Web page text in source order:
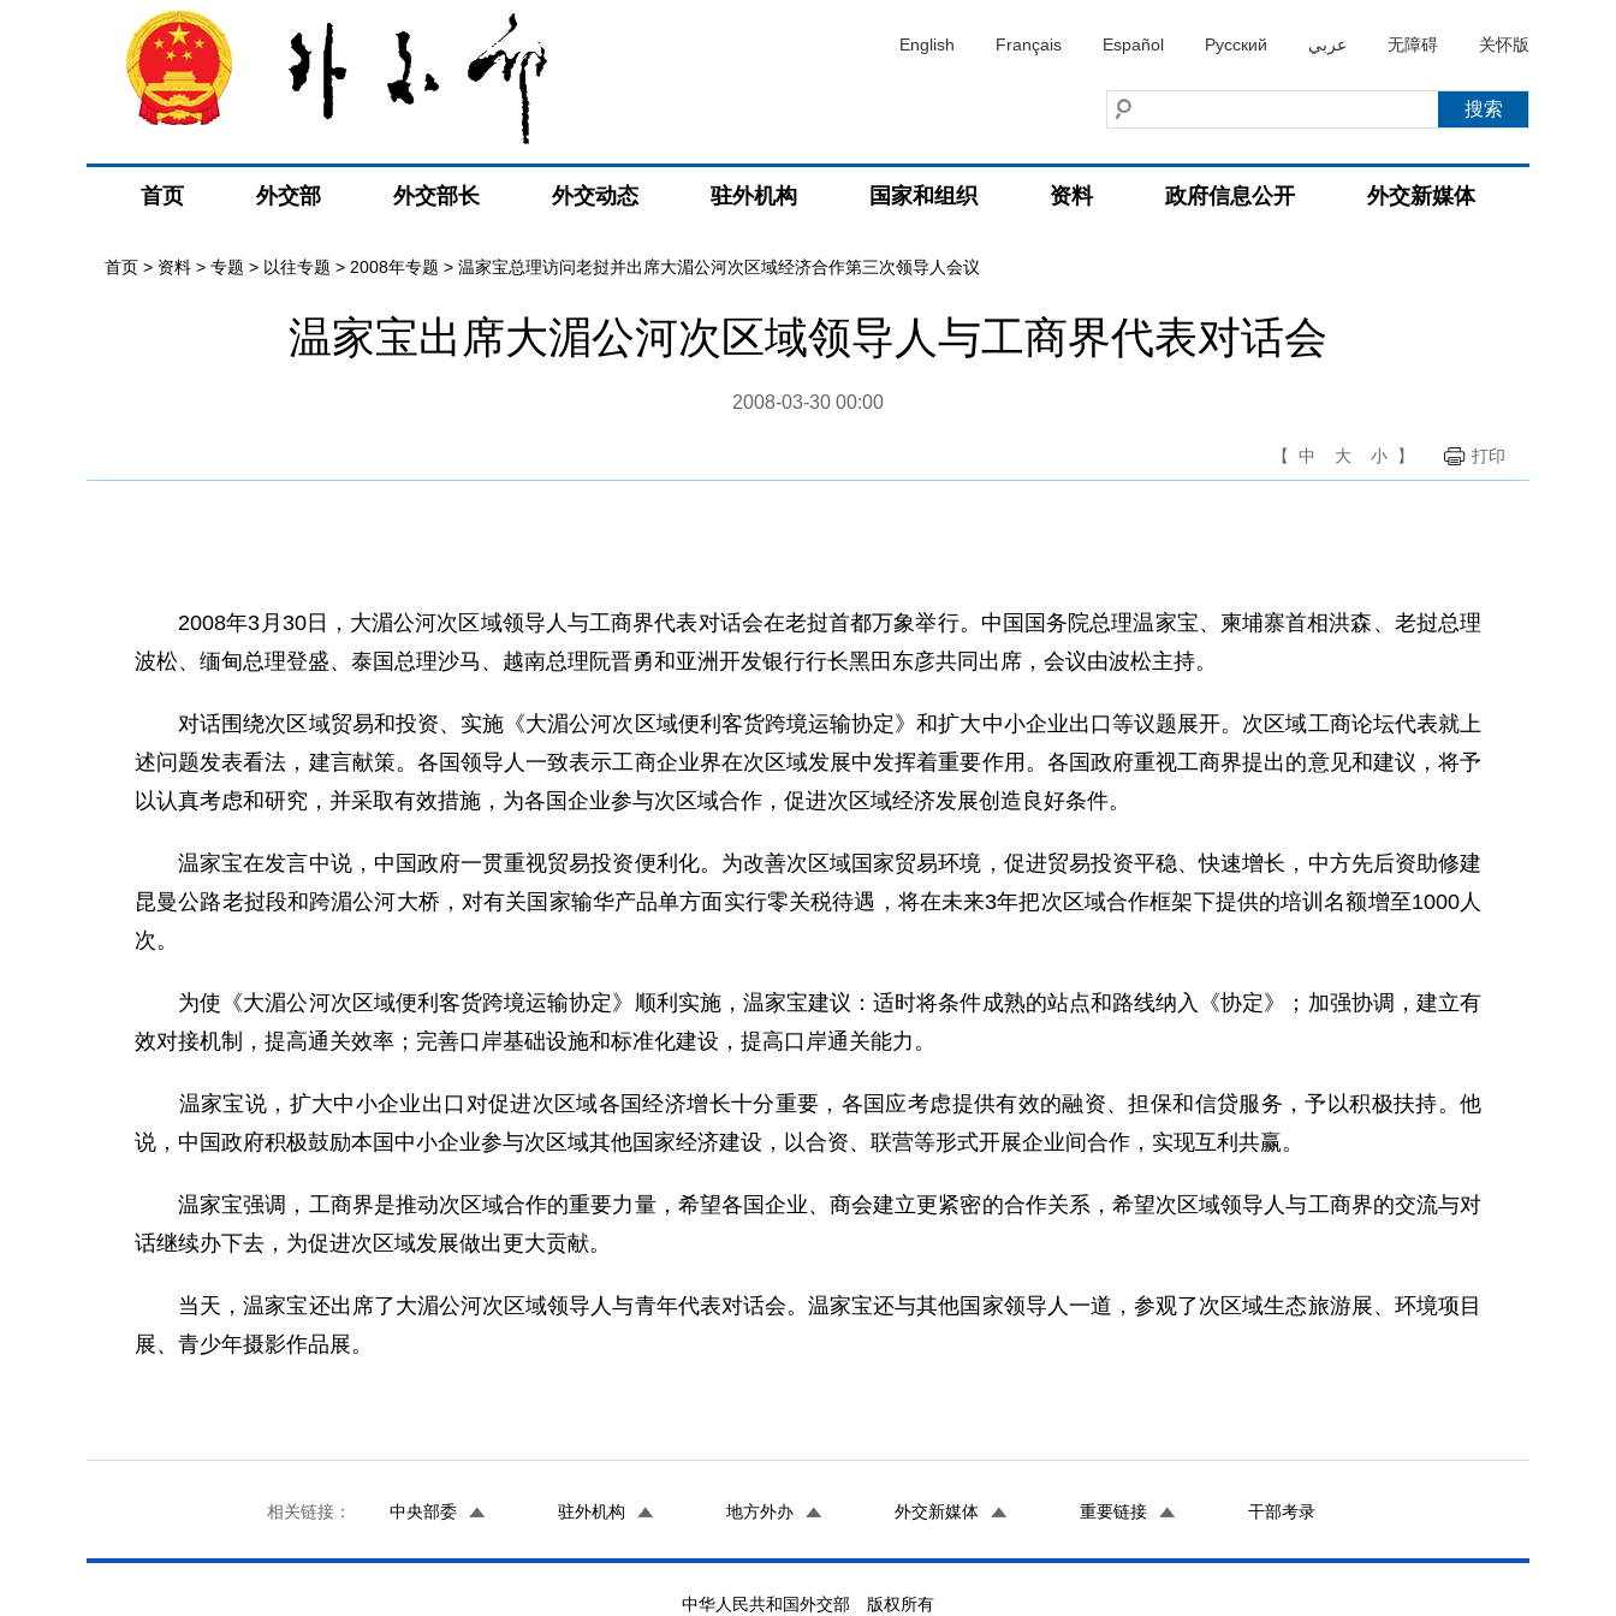
English Français Español Русский عربي 无障碍 关怀版
首页 外交部 外交部长 外交动态 驻外机构 国家和组织 资料 政府信息公开 外交新媒体
首页 > 资料 > 专题 > 以往专题 > 2008年专题 > 温家宝总理访问老挝并出席大湄公河次区域经济合作第三次领导人会议
温家宝出席大湄公河次区域领导人与工商界代表对话会
2008-03-30 00:00
【 中 大 小 】 打印
2008年3月30日，大湄公河次区域领导人与工商界代表对话会在老挝首都万象举行。中国国务院总理温家宝、柬埔寨首相洪森、老挝总理
波松、缅甸总理登盛、泰国总理沙马、越南总理阮晋勇和亚洲开发银行行长黑田东彦共同出席，会议由波松主持。
对话围绕次区域贸易和投资、实施《大湄公河次区域便利客货跨境运输协定》和扩大中小企业出口等议题展开。次区域工商论坛代表就上
述问题发表看法，建言献策。各国领导人一致表示工商企业界在次区域发展中发挥着重要作用。各国政府重视工商界提出的意见和建议，将予
以认真考虑和研究，并采取有效措施，为各国企业参与次区域合作，促进次区域经济发展创造良好条件。
温家宝在发言中说，中国政府一贯重视贸易投资便利化。为改善次区域国家贸易环境，促进贸易投资平稳、快速增长，中方先后资助修建
昆曼公路老挝段和跨湄公河大桥，对有关国家输华产品单方面实行零关税待遇，将在未来3年把次区域合作框架下提供的培训名额增至1000人
次。
为使《大湄公河次区域便利客货跨境运输协定》顺利实施，温家宝建议：适时将条件成熟的站点和路线纳入《协定》；加强协调，建立有
效对接机制，提高通关效率；完善口岸基础设施和标准化建设，提高口岸通关能力。
温家宝说，扩大中小企业出口对促进次区域各国经济增长十分重要，各国应考虑提供有效的融资、担保和信贷服务，予以积极扶持。他
说，中国政府积极鼓励本国中小企业参与次区域其他国家经济建设，以合资、联营等形式开展企业间合作，实现互利共赢。
温家宝强调，工商界是推动次区域合作的重要力量，希望各国企业、商会建立更紧密的合作关系，希望次区域领导人与工商界的交流与对
话继续办下去，为促进次区域发展做出更大贡献。
当天，温家宝还出席了大湄公河次区域领导人与青年代表对话会。温家宝还与其他国家领导人一道，参观了次区域生态旅游展、环境项目
展、青少年摄影作品展。
相关链接： 中央部委 驻外机构 地方外办 外交新媒体 重要链接 干部考录
中华人民共和国外交部 版权所有